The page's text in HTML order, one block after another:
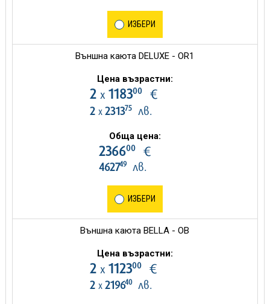
ИЗБЕРИ
Външна каюта DELUXE - OR1
Цена възрастни:
2 х 118300€
2 х 231375лв.
Обща цена:
236600€
462749лв.
ИЗБЕРИ
Външна каюта BELLA - OB
Цена възрастни:
2 х 112300€
2 х 219640лв.